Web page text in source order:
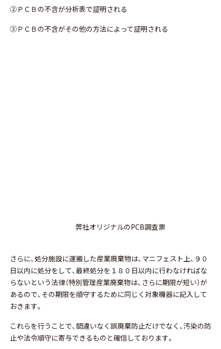
②ＰＣＢの不含が分析表で証明される
③ＰＣＢの不含がその他の方法によって証明される
弊社オリジナルのPCB調査票
さらに、処分施設に運搬した産業廃棄物は、マニフェスト上、９０
日以内に処分をして、最終処分を１８０日以内に行わなければな
らないという法律（特別管理産業廃棄物は、さらに期限が短い）が
あるので、その期限を順守するために同じく対象機器に記入して
おきます。
これらを行うことで、間違いなく誤廃棄防止だけでなく、汚染の防
止や法令順守に寄与できるものと確信しております。